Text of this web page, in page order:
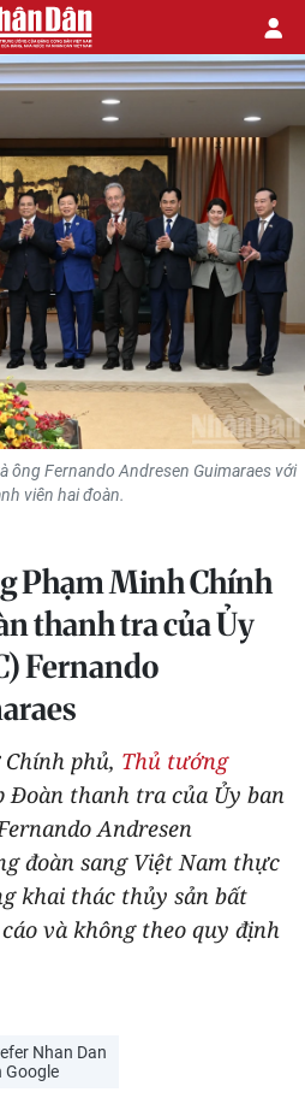
MỖI XÃ
ông Fernando Andresen Guimaraes với
viên hai đoàn.
Phạm Minh Chính
thanh tra của Ủy
Fernando
phủ, Thủ tướng
Đoàn thanh tra của Ủy ban
Andresen
đoàn sang Việt Nam thực
khai thác thủy sản bất
và không theo quy định
Nhan Dan
Google